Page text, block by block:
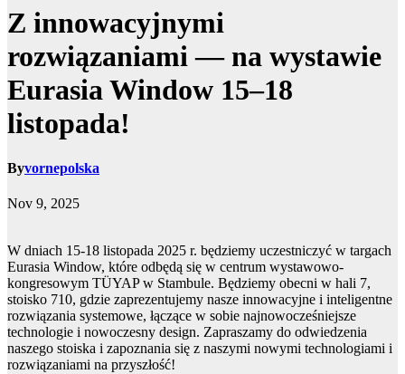
Z innowacyjnymi
rozwiązaniami — na wystawie
Eurasia Window 15–18
listopada!
Byvornepolska
Nov 9, 2025
W dniach 15-18 listopada 2025 r. będziemy uczestniczyć w targach
Eurasia Window, które odbędą się w centrum wystawowo-
kongresowym TÜYAP w Stambule. Będziemy obecni w hali 7,
stoisko 710, gdzie zaprezentujemy nasze innowacyjne i inteligentne
rozwiązania systemowe, łączące w sobie najnowocześniejsze
technologie i nowoczesny design. Zapraszamy do odwiedzenia
naszego stoiska i zapoznania się z naszymi nowymi technologiami i
rozwiązaniami na przyszłość!